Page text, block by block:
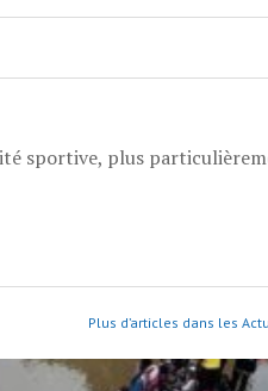
sportive, plus
Plus d’articles dans les